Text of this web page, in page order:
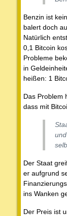
Benzin ist
balert doch
Natürlich
0,1 Bitcoin
Probleme
in
heißen: 1
Das Problem
dass mit
Der Staat
er aufgrund
ins Wanken
Der Preis ist